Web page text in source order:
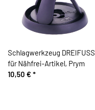
Schlagwerkzeug DREIFUSS
für Nähfrei-Artikel, Prym
10,50 € *